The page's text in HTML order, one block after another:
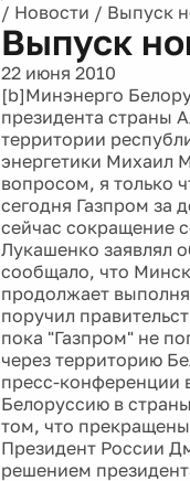
/ Новости / Выпуск
Выпуск
22 июня 2010
[b]Минэнерго
президента страны
территории
энергетики Михаил
вопросом, я только
сегодня Газпром за
сейчас сокращение
Лукашенко заявлял
сообщало, что
продолжает
поручил
пока "Газпром" не
через территорию
пресс-конференции
Белоруссию в
том, что
Президент России
решением